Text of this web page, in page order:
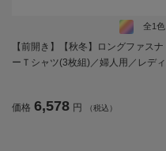
全1色
【前開き】【秋冬】ロングファスナ
ーＴシャツ(3枚組)／婦人用／レディ
プレゼント【CF】
価格 6,578 円 （税込）